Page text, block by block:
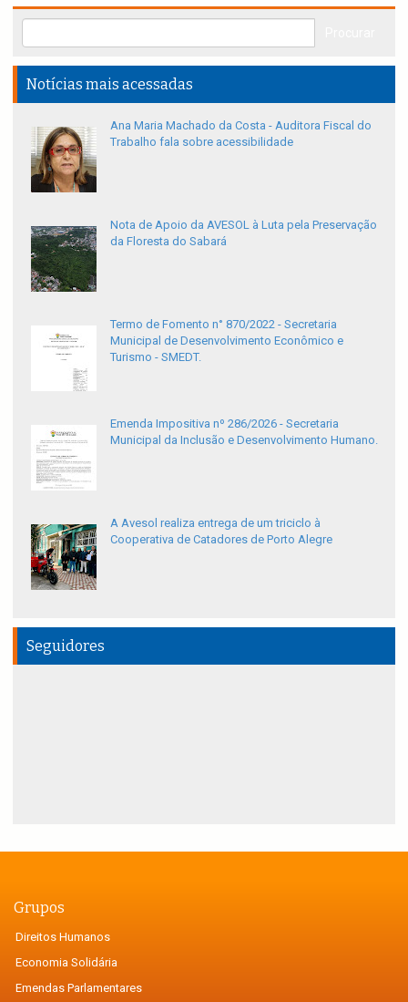
Notícias mais acessadas
Ana Maria Machado da Costa - Auditora Fiscal do
Trabalho fala sobre acessibilidade
Nota de Apoio da AVESOL à Luta pela Preservação
da Floresta do Sabará
Termo de Fomento n° 870/2022 - Secretaria
Municipal de Desenvolvimento Econômico e
Turismo - SMEDT.
Emenda Impositiva nº 286/2026 - Secretaria
Municipal da Inclusão e Desenvolvimento Humano.
A Avesol realiza entrega de um triciclo à
Cooperativa de Catadores de Porto Alegre
Seguidores
Grupos
Direitos Humanos
Economia Solidária
Emendas Parlamentares